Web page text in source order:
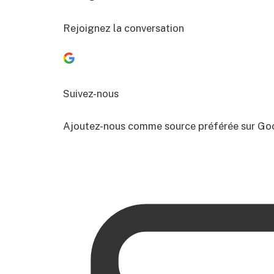
Rejoignez la conversation
Suivez-nous
Ajoutez-nous comme source préférée sur